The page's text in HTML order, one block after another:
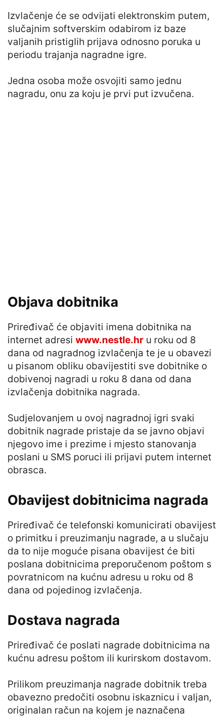
Izvlačenje će se odvijati elektronskim putem,
slučajnim softverskim odabirom iz baze
valjanih pristiglih prijava odnosno poruka u
periodu trajanja nagradne igre.
Jedna osoba može osvojiti samo jednu
nagradu, onu za koju je prvi put izvučena.
Objava dobitnika
Priređivač će objaviti imena dobitnika na
internet adresi www.nestle.hr u roku od 8
dana od nagradnog izvlačenja te je u obavezi
u pisanom obliku obavijestiti sve dobitnike o
dobivenoj nagradi u roku 8 dana od dana
izvlačenja dobitnika nagrada.
Sudjelovanjem u ovoj nagradnoj igri svaki
dobitnik nagrade pristaje da se javno objavi
njegovo ime i prezime i mjesto stanovanja
poslani u SMS poruci ili prijavi putem internet
obrasca.
Obavijest dobitnicima nagrada
Priređivač će telefonski komunicirati obavijest
o primitku i preuzimanju nagrade, a u slučaju
da to nije moguće pisana obavijest će biti
poslana dobitnicima preporučenom poštom s
povratnicom na kućnu adresu u roku od 8
dana od pojedinog izvlačenja.
Dostava nagrada
Priređivač će poslati nagrade dobitnicima na
kućnu adresu poštom ili kurirskom dostavom.
Prilikom preuzimanja nagrade dobitnik treba
obavezno predočiti osobnu iskaznicu i valjan,
originalan račun na kojem je naznačena